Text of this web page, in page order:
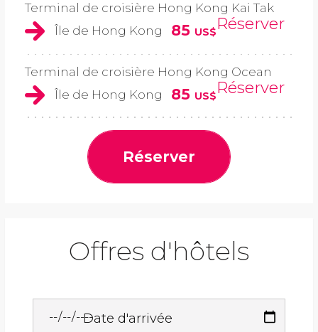
Terminal de croisière Hong Kong Kai Tak
Île de Hong Kong
85 US$Réserver
Terminal de croisière Hong Kong Ocean
Île de Hong Kong
85 US$Réserver
Réserver
Offres d'hôtels
Date d'arrivée